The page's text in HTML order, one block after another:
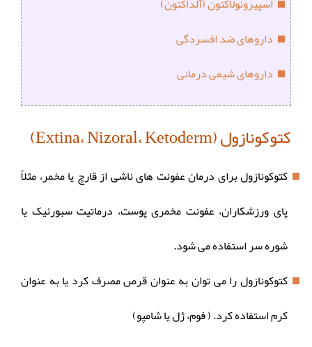
داروهای ضد افسردگی
داروهای شیمی درمانی
کتوکونازول (Extina، Nizoral، Ketoderm)
کتوکونازول برای درمان عفونت های ناشی از قارچ یا مخمر، مثلاً
پای ورزشکاران، عفونت مخمری پوست، درماتیت سبورئیک یا
شوره سر استفاده می شود.
کتوکونازول را می توان به عنوان قرص مصرف کرد یا به عنوان
کرم استفاده کرد. ( فوم، ژل یا شامپو)